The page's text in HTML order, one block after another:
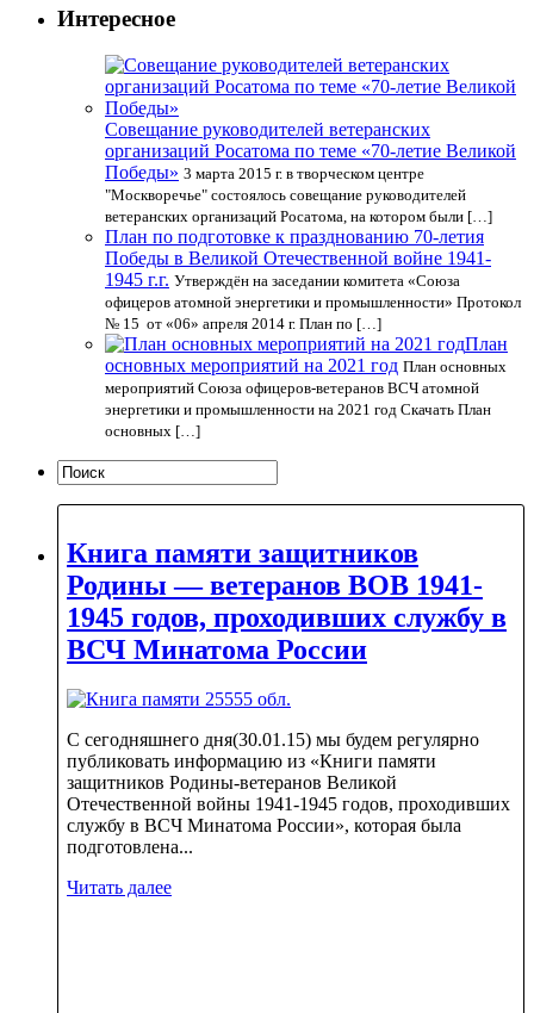
Интересное
Совещание руководителей ветеранских
организаций Росатома по теме «70-летие Великой
Победы» 3 марта 2015 г. в творческом центре
"Москворечье" состоялось совещание руководителей
ветеранских организаций Росатома, на котором были […]
План по подготовке к празднованию 70-летия
Победы в Великой Отечественной войне 1941-
1945 г.г. Утверждён на заседании комитета «Союза
офицеров атомной энергетики и промышленности» Протокол
№ 15 от «06» апреля 2014 г. План по […]
План
основных мероприятий на 2021 год План основных
мероприятий Союза офицеров-ветеранов ВСЧ атомной
энергетики и промышленности на 2021 год Скачать План
основных […]
Книга памяти защитников
Родины — ветеранов ВОВ 1941-
1945 годов, проходивших службу в
ВСЧ Минатома России
С сегодняшнего дня(30.01.15) мы будем регулярно
публиковать информацию из «Книги памяти
защитников Родины-ветеранов Великой
Отечественной войны 1941-1945 годов, проходивших
службу в ВСЧ Минатома России», которая была
подготовлена...
Читать далее